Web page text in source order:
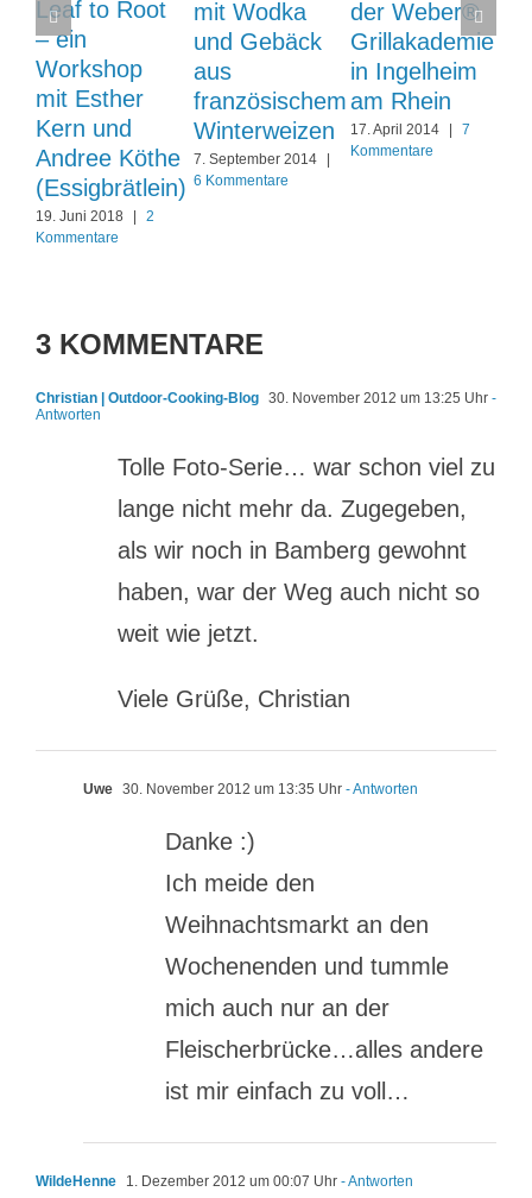
Leaf to Root
– ein
Workshop
mit Esther
Kern und
Andree Köthe
(Essigbrätlein)
19. Juni 2018
2
Kommentare
mit Wodka
und Gebäck
aus
französischem
Winterweizen
7. September 2014
6 Kommentare
der Weber®
Grillakademie
in Ingelheim
am Rhein
17. April 2014
7
Kommentare
3 KOMMENTARE
Christian | Outdoor-Cooking-Blog 30. November 2012 um 13:25 Uhr -
Antworten
Tolle Foto-Serie… war schon viel zu
lange nicht mehr da. Zugegeben,
als wir noch in Bamberg gewohnt
haben, war der Weg auch nicht so
weit wie jetzt.
Viele Grüße, Christian
Uwe 30. November 2012 um 13:35 Uhr - Antworten
Danke :)
Ich meide den
Weihnachtsmarkt an den
Wochenenden und tummle
mich auch nur an der
Fleischerbrücke…alles andere
ist mir einfach zu voll…
WildeHenne 1. Dezember 2012 um 00:07 Uhr - Antworten